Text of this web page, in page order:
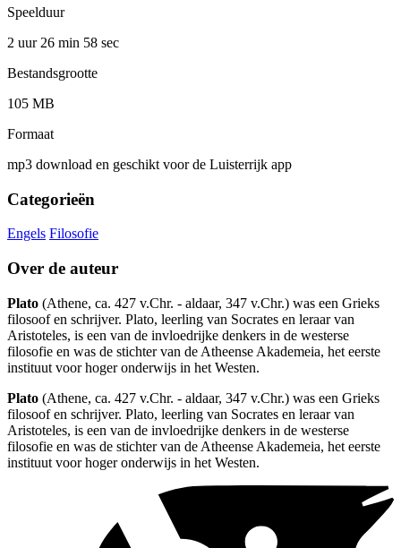
Speelduur
2 uur 26 min 58 sec
Bestandsgrootte
105 MB
Formaat
mp3 download en geschikt voor de Luisterrijk app
Categorieën
Engels Filosofie
Over de auteur
Plato (Athene, ca. 427 v.Chr. - aldaar, 347 v.Chr.) was een Grieks
filosoof en schrijver. Plato, leerling van Socrates en leraar van
Aristoteles, is een van de invloedrijke denkers in de westerse
filosofie en was de stichter van de Atheense Akademeia, het eerste
instituut voor hoger onderwijs in het Westen.
Plato (Athene, ca. 427 v.Chr. - aldaar, 347 v.Chr.) was een Grieks
filosoof en schrijver. Plato, leerling van Socrates en leraar van
Aristoteles, is een van de invloedrijke denkers in de westerse
filosofie en was de stichter van de Atheense Akademeia, het eerste
instituut voor hoger onderwijs in het Westen.